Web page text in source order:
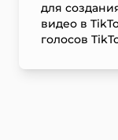
для
видео в
голосов